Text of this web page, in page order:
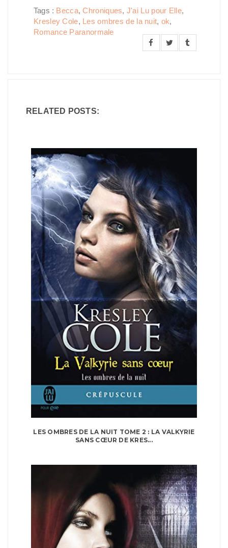
Tags : Becca,Chroniques, J'ai Lu pour Elle,
Kresley Cole, Les ombres de la nuit, ok,
Romance Paranormale
RELATED POSTS:
LES OMBRES DE LA NUIT TOME 2 : LA VALKYRIE
SANS CŒUR DE KRES...